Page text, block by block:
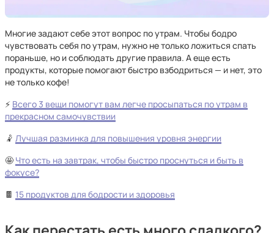
Многие задают себе этот вопрос по утрам. Чтобы бодро
чувствовать себя по утрам, нужно не только ложиться спать
пораньше, но и соблюдать другие правила. А еще есть
продукты, которые помогают быстро взбодриться — и нет, это
не только кофе!
⚡ Всего 3 вещи помогут вам легче просыпаться по утрам в
прекрасном самочувствии
🤾 Лучшая разминка для повышения уровня энергии
🤩 Что есть на завтрак, чтобы быстро проснуться и быть в
фокусе?
🍫 15 продуктов для бодрости и здоровья